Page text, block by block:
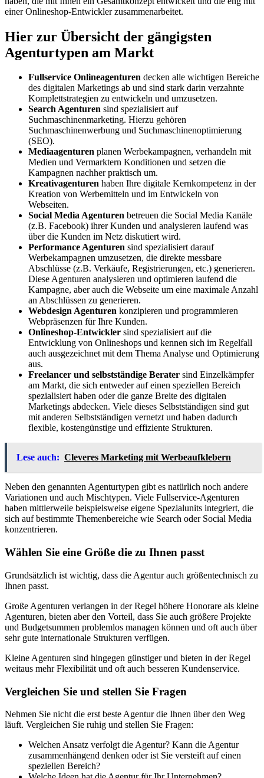
einer Onlineshop-Entwickler zusammenarbeitet.
Hier zur Übersicht der gängigsten
Agenturtypen am Markt
Fullservice Onlineagenturen decken alle wichtigen Bereiche
des digitalen Marketings ab und sind stark darin verzahnte
Komplettstrategien zu entwickeln und umzusetzen.
Search Agenturen sind spezialisiert auf
Suchmaschinenmarketing. Hierzu gehören
Suchmaschinenwerbung und Suchmaschinenoptimierung
(SEO).
Mediaagenturen planen Werbekampagnen, verhandeln mit
Medien und Vermarktern Konditionen und setzen die
Kampagnen nachher praktisch um.
Kreativagenturen haben Ihre digitale Kernkompetenz in der
Kreation von Werbemitteln und im Entwickeln von
Webseiten.
Social Media Agenturen betreuen die Social Media Kanäle
(z.B. Facebook) ihrer Kunden und analysieren laufend was
über die Kunden im Netz diskutiert wird.
Performance Agenturen sind spezialisiert darauf
Werbekampagnen umzusetzen, die direkte messbare
Abschlüsse (z.B. Verkäufe, Registrierungen, etc.) generieren.
Diese Agenturen analysieren und optimieren laufend die
Kampagne, aber auch die Webseite um eine maximale Anzahl
an Abschlüssen zu generieren.
Webdesign Agenturen konzipieren und programmieren
Webpräsenzen für Ihre Kunden.
Onlineshop-Entwickler sind spezialisiert auf die
Entwicklung von Onlineshops und kennen sich im Regelfall
auch ausgezeichnet mit dem Thema Analyse und Optimierung
aus.
Freelancer und selbstständige Berater sind Einzelkämpfer
am Markt, die sich entweder auf einen speziellen Bereich
spezialisiert haben oder die ganze Breite des digitalen
Marketings abdecken. Viele dieses Selbstständigen sind gut
mit anderen Selbstständigen vernetzt und haben dadurch
flexible, kostengünstige und effiziente Strukturen.
Lese auch: Cleveres Marketing mit Werbeaufklebern
Neben den genannten Agenturtypen gibt es natürlich noch andere
Variationen und auch Mischtypen. Viele Fullservice-Agenturen
haben mittlerweile beispielsweise eigene Spezialunits integriert, die
sich auf bestimmte Themenbereiche wie Search oder Social Media
konzentrieren.
Wählen Sie eine Größe die zu Ihnen passt
Grundsätzlich ist wichtig, dass die Agentur auch größentechnisch zu
Ihnen passt.
Große Agenturen verlangen in der Regel höhere Honorare als kleine
Agenturen, bieten aber den Vorteil, dass Sie auch größere Projekte
und Budgetsummen problemlos managen können und oft auch über
sehr gute internationale Strukturen verfügen.
Kleine Agenturen sind hingegen günstiger und bieten in der Regel
weitaus mehr Flexibilität und oft auch besseren Kundenservice.
Vergleichen Sie und stellen Sie Fragen
Nehmen Sie nicht die erst beste Agentur die Ihnen über den Weg
läuft. Vergleichen Sie ruhig und stellen Sie Fragen:
Welchen Ansatz verfolgt die Agentur? Kann die Agentur
zusammenhängend denken oder ist Sie versteift auf einen
speziellen Bereich?